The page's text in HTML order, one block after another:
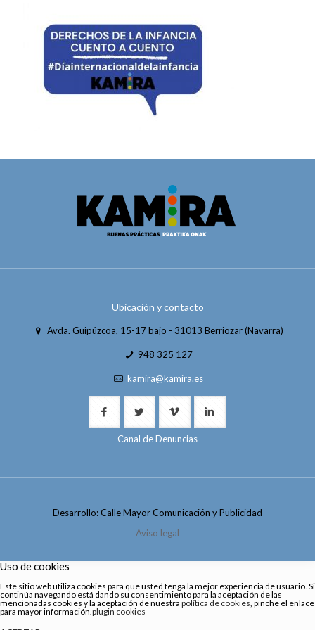
Ubicación y contacto
Avda. Guipúzcoa, 15-17 bajo - 31013 Berriozar (Navarra)
948 325 127
kamira@kamira.es
Canal de Denuncias
Desarrollo: Calle Mayor Comunicación y Publicidad
Aviso legal
Uso de cookies
Este sitio web utiliza cookies para que usted tenga la mejor experiencia de usuario. Si
continúa navegando está dando su consentimiento para la aceptación de las
mencionadas cookies y la aceptación de nuestra política de cookies, pinche el enlace
para mayor información.plugin cookies